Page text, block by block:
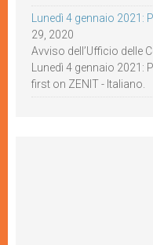
Lunedì 4 gennaio
29, 2020
Avviso dell’Ufficio delle
Lunedì 4 gennaio
first on ZENIT - Italiano.